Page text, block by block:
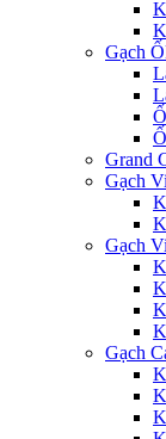
Gạch
Grand
Gạch
Gạch
Gạch